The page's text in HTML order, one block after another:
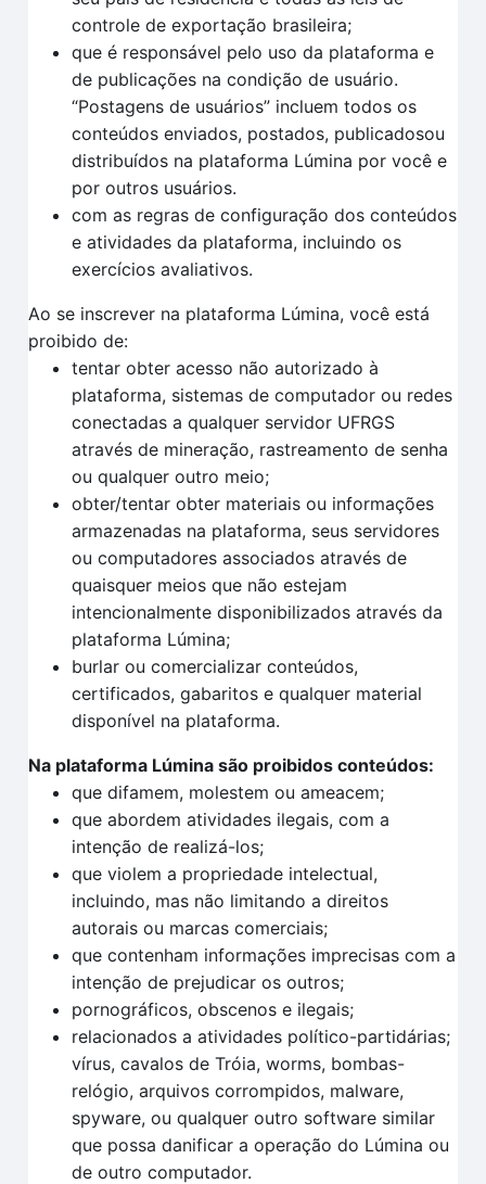
controle de exportação brasileira;
que é responsável pelo uso da plataforma e
de publicações na condição de usuário.
“Postagens de usuários” incluem todos os
conteúdos enviados, postados, publicadosou
distribuídos na plataforma Lúmina por você e
por outros usuários.
com as regras de configuração dos conteúdos
e atividades da plataforma, incluindo os
exercícios avaliativos.
Ao se inscrever na plataforma Lúmina, você está
proibido de:
tentar obter acesso não autorizado à
plataforma, sistemas de computador ou redes
conectadas a qualquer servidor UFRGS
através de mineração, rastreamento de senha
ou qualquer outro meio;
obter/tentar obter materiais ou informações
armazenadas na plataforma, seus servidores
ou computadores associados através de
quaisquer meios que não estejam
intencionalmente disponibilizados através da
plataforma Lúmina;
burlar ou comercializar conteúdos,
certificados, gabaritos e qualquer material
disponível na plataforma.
Na plataforma Lúmina são proibidos conteúdos:
que difamem, molestem ou ameacem;
que abordem atividades ilegais, com a
intenção de realizá-los;
que violem a propriedade intelectual,
incluindo, mas não limitando a direitos
autorais ou marcas comerciais;
que contenham informações imprecisas com a
intenção de prejudicar os outros;
pornográficos, obscenos e ilegais;
relacionados a atividades político-partidárias;
vírus, cavalos de Tróia, worms, bombas-
relógio, arquivos corrompidos, malware,
spyware, ou qualquer outro software similar
que possa danificar a operação do Lúmina ou
de outro computador.